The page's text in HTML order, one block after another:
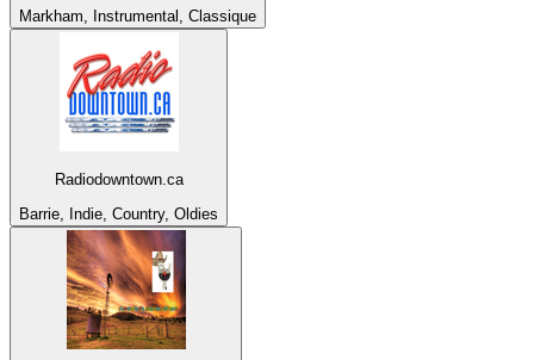
Markham, Instrumental, Classique
Radiodowntown.ca
Barrie, Indie, Country, Oldies